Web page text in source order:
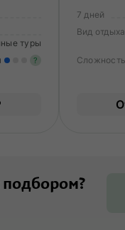
туры
?
Опыт не
7 дней
Вид отдыха
Сложность